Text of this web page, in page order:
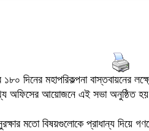
দিনের মহাপরিকল্পনা বাস্তবায়নের
অফিসের আয়োজনে এই সভা অনুষ্ঠিত
মতো বিষয়গুলোকে প্রাধান্য